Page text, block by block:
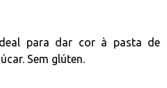
para dar cor à pasta de
Sem glúten.